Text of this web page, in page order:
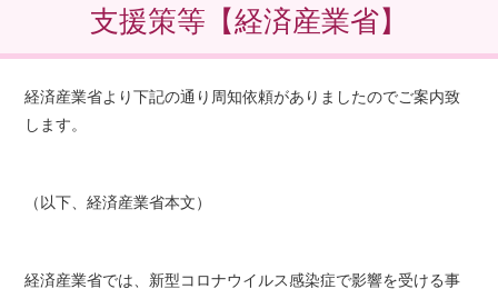
支援策等【経済産業省】
経済産業省より下記の通り周知依頼がありましたのでご案内致
します。
（以下、経済産業省本文）
経済産業省では、新型コロナウイルス感染症で影響を受ける事